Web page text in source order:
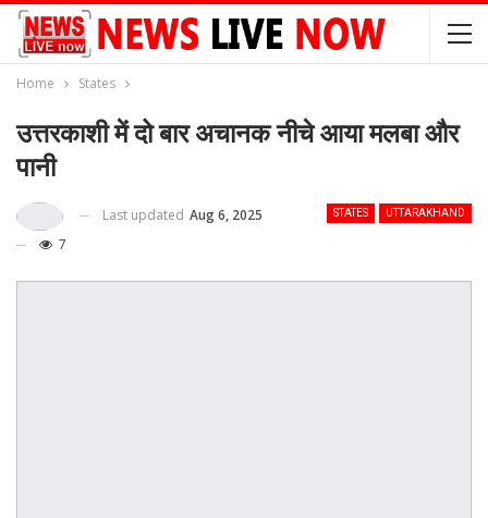
Home States
उत्तरकाशी में दो बार अचानक नीचे आया मलबा और
पानी
STATES UTTARAKHAND
Last updated Aug 6, 2025
7